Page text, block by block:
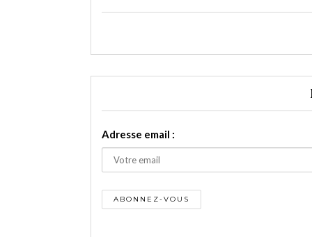
Adresse email :